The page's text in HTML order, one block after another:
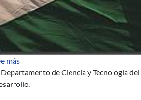
más
Departamento de Ciencia y Tecnología